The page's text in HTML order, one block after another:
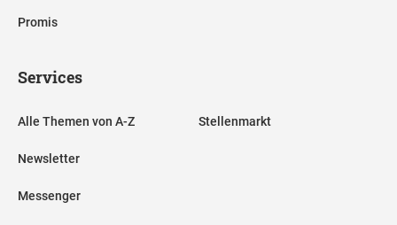
Promis
Services
Alle Themen von A-Z
Newsletter
Messenger
Stellenmarkt